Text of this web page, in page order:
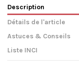
Description
Détails de l'article
Astuces & Conseils
Liste INCI